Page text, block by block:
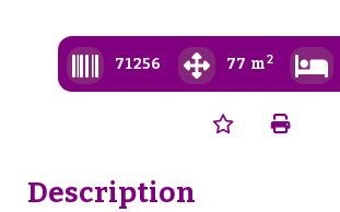
71256 77 m2
Description